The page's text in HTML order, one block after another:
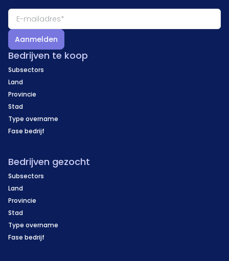
Aanmelden
Bedrijven te koop
Subsectors
Land
Provincie
Stad
Type overname
Fase bedrijf
Bedrijven gezocht
Subsectors
Land
Provincie
Stad
Type overname
Fase bedrijf